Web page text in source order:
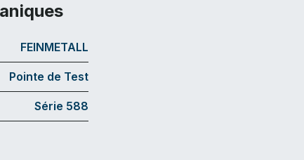
FEINMETALL
Pointe de Test
Série 588